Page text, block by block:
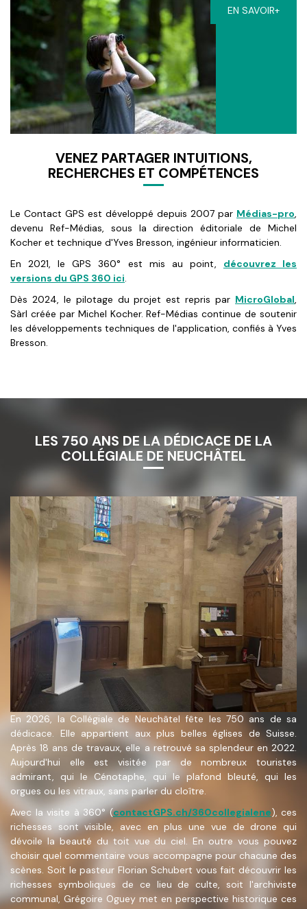
EN SAVOIR+
VENEZ PARTAGER INTUITIONS,
RECHERCHES ET COMPÉTENCES
Le Contact GPS est développé depuis 2007 par Médias-pro,
devenu Ref-Médias, sous la direction éditoriale de Michel
Kocher et technique d'Yves Bresson, ingénieur informaticien.
En 2021, le GPS 360° est mis au point, découvrez les
versions du GPS 360 ici.
Dès 2024, le pilotage du projet est repris par MicroGlobal,
Sàrl créée par Michel Kocher. Ref-Médias continue de soutenir
les développements techniques de l'application, confiés à Yves
Bresson.
LES 750 ANS DE LA DÉDICACE DE LA
COLLÉGIALE DE NEUCHÂTEL
En 2026, la Collégiale de Neuchâtel fête les 750 ans de sa
dédicace. Elle appartient aux plus belles églises de Suisse.
Après 18 ans de travaux, elle a retrouvé sa splendeur en 2022.
Aujourd'hui elle est visitée par de nombreux touristes
admirant, qui le Cénotaphe, qui le plafond bleuté, qui les
orgues ou les vitraux, sans parler du cloître.
Avec la visite à 360° (contactGPS.ch/360collegialene), ces
richesses sont visible, avec en plus une vue de drone qui
dévoile la beauté du toit vue du ciel. En outre vous pouvez
choisir quel commentaire vous accompagne pour chacune des
scènes. Soit le pasteur Florian Schubert vous fait découvrir les
richesses symboliques de ce lieu de culte, soit l'archiviste
communal, Grégoire Oguey met en perspective historique ces